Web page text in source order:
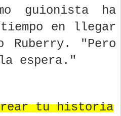
guionista ha
tiempo en llegar
Ruberry. "Pero
espera."
tu historia